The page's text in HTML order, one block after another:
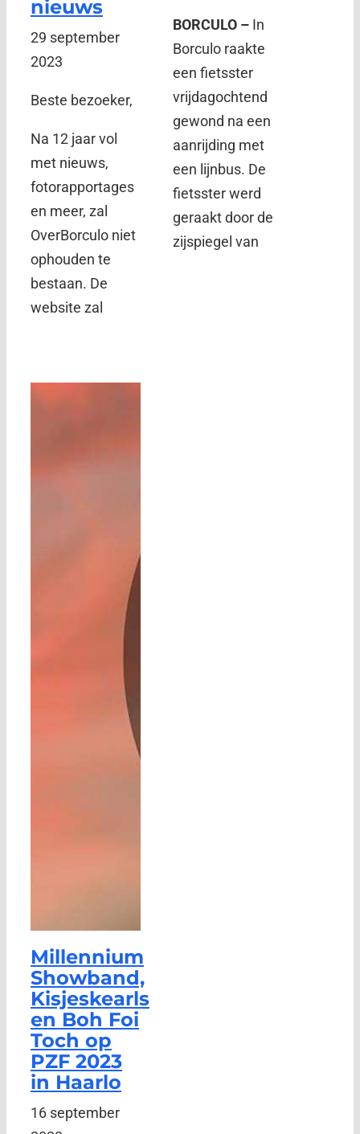
nieuws
29 september
2023
Beste bezoeker,
Na 12 jaar vol
met nieuws,
fotorapportages
en meer, zal
OverBorculo niet
ophouden te
bestaan. De
website zal
BORCULO – In
Borculo raakte
een fietsster
vrijdagochtend
gewond na een
aanrijding met
een lijnbus. De
fietsster werd
geraakt door de
zijspiegel van
Millennium
Showband,
Kisjeskearls
en Boh Foi
Toch op
PZF 2023
in Haarlo
16 september